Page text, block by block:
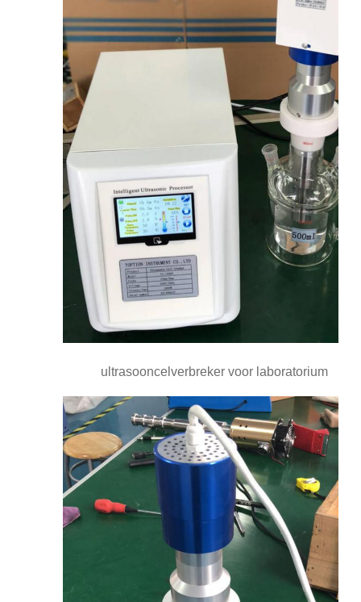
ultrasooncelverbreker voor laboratorium